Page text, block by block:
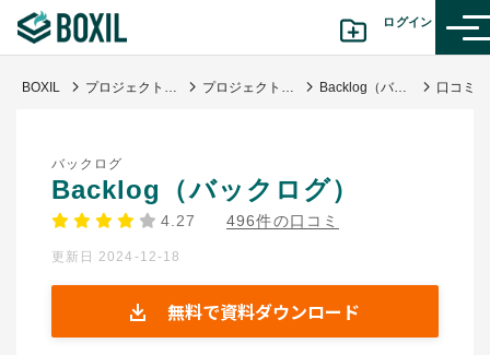
ログイン
診断から探す(β版)
BOXILの使い方ガイド 情報掲載をご希望の方へ
BOXIL プロジェクト管理ツール比較20選 タイプ別おすすめサービス・口コミ評判 プロジェクト管理・工数管理 Backlog（バックログ）
バックログ
Backlog（バックログ）
4.27 496件の口コミ
更新日 2024-12-18
無料で資料ダウンロード